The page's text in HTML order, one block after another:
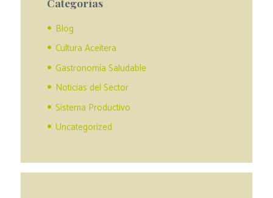
Blog
Cultura Aceitera
Gastronomía Saludable
Noticias del Sector
Sistema Productivo
Uncategorized